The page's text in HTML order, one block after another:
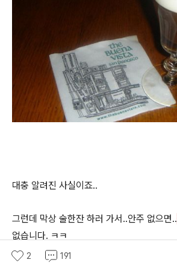
대충 알려진 사실이죠..
그런데 막상 술한잔 하러 가서..안주 없으면..
없습니다. ㅋㅋ
2 191